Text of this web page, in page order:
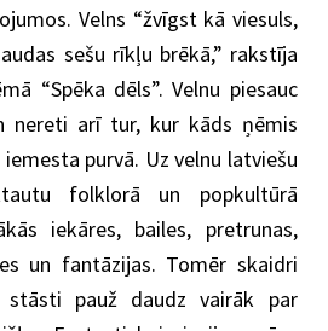
Velns “žvīgst kā viesuls,
sešu rīkļu brēkā,” rakstīja
“Spēka dēls”. Velnu piesauc
nereti arī tur, kur kāds ņēmis
purvā. Uz velnu latviešu
folklorā un popkultūrā
iekāres, bailes, pretrunas,
un fantāzijas. Tomēr skaidri
stāsti pauž daudz vairāk par